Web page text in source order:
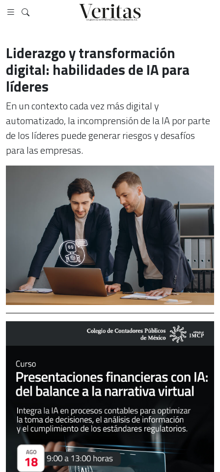
Liderazgo y transformación
digital: habilidades de IA para
líderes
En un contexto cada vez más digital y
automatizado, la incomprensión de la IA por parte
de los líderes puede generar riesgos y desafíos
para las empresas.